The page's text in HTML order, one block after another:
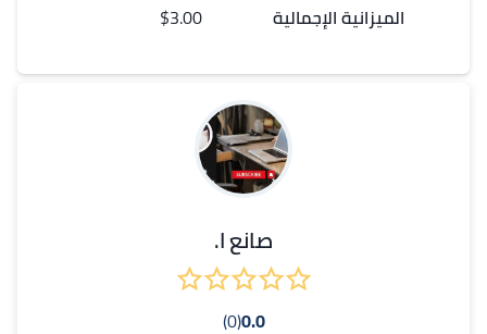
الميزانية الإجمالية
$3.00
صانع ا.
0.0
(0)